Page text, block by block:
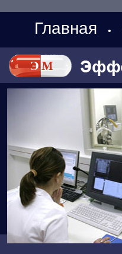
Главная •